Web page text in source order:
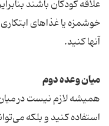
علاقه کودکان باشند
خوشمزه یا غذاهای
آنها کنید.
میان وعده دوم
همیشه لازم نیست در
استفاده کنید و بلکه